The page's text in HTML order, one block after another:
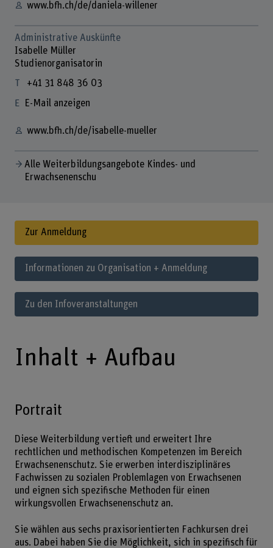
www.bfh.ch/de/daniela-willener
Administrative Auskünfte
Isabelle Müller
Studienorganisatorin
+41 31 848 36 03
E-Mail anzeigen
www.bfh.ch/de/isabelle-mueller
Alle Weiterbildungsangebote Kindes- und
Erwachsenenschu
Zur Anmeldung
Informationen zu Organisation + Anmeldung
Zu den Infoveranstaltungen
Inhalt + Aufbau
Portrait
Diese Weiterbildung vertieft und erweitert Ihre
rechtlichen und methodischen Kompetenzen im Bereich
Erwachsenenschutz. Sie erwerben interdisziplinäres
Fachwissen zu sozialen Problemlagen von Erwachsenen
und eignen sich spezifische Methoden für einen
wirkungsvollen Erwachsenenschutz an.
Sie wählen aus sechs praxisorientierten Fachkursen drei
aus. Dabei haben Sie die Möglichkeit, sich in spezifisch für